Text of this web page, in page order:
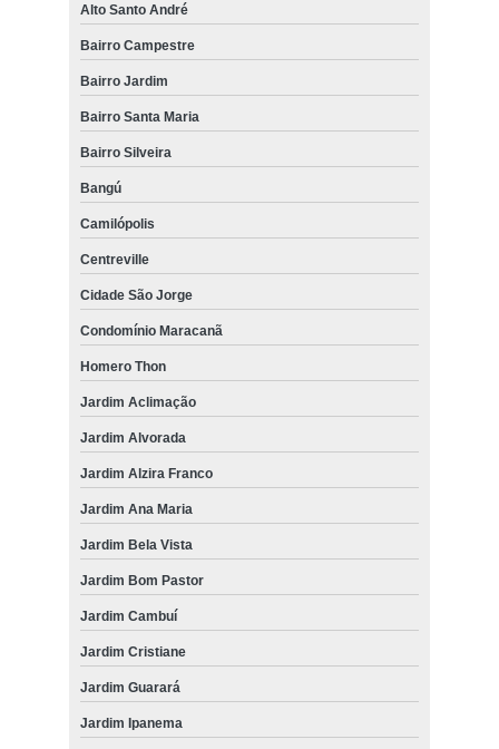
Alto Santo André
Bairro Campestre
Bairro Jardim
Bairro Santa Maria
Bairro Silveira
Bangú
Camilópolis
Centreville
Cidade São Jorge
Condomínio Maracanã
Homero Thon
Jardim Aclimação
Jardim Alvorada
Jardim Alzira Franco
Jardim Ana Maria
Jardim Bela Vista
Jardim Bom Pastor
Jardim Cambuí
Jardim Cristiane
Jardim Guarará
Jardim Ipanema